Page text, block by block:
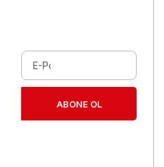
ABONE OL